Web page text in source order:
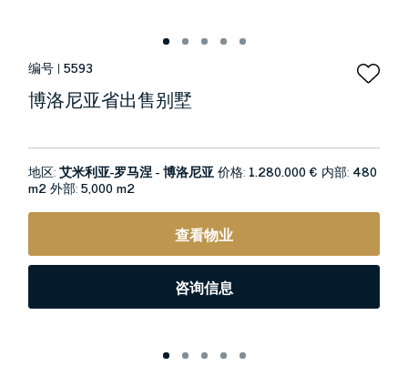
编号 | 5593
博洛尼亚省出售别墅
地区:艾米利亚-罗马涅 - 博洛尼亚价格: 1.280.000 € 内部: 480
m2外部:5,000 m2
查看物业
咨询信息